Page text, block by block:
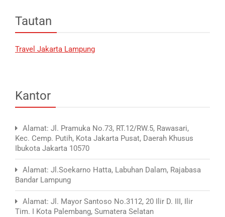
Tautan
Travel Jakarta Lampung
Kantor
Alamat: Jl. Pramuka No.73, RT.12/RW.5, Rawasari,
Kec. Cemp. Putih, Kota Jakarta Pusat, Daerah Khusus
Ibukota Jakarta 10570
Alamat: Jl.Soekarno Hatta, Labuhan Dalam, Rajabasa
Bandar Lampung
Alamat: Jl. Mayor Santoso No.3112, 20 Ilir D. III, Ilir
Tim. I Kota Palembang, Sumatera Selatan